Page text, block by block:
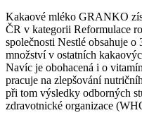
Kakaové mléko GRANKO
ČR v kategorii Reformulace
společnosti Nestlé obsahuje
množství v ostatních
Navíc je obohacená i o
pracuje na zlepšování
při tom výsledky odborných
zdravotnické organizace